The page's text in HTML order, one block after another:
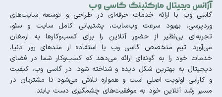
آژانس دیجیتال مارکتینگ گاسی وب
گاسی وب با ارائه خدمات حرفه‌ای در طراحی و توسعه سایت‌های
وردپرسی، بهبود سرعت وب‌سایت، پشتیبانی کامل سایت و سئو،
تجربه‌ای بی‌نظیر از حضور آنلاین را برای کسب‌وکارها به ارمغان
می‌آورد. تیم متخصص گاسی وب با استفاده از متدهای روز دنیا،
خدمات خود را به گونه‌ای ارائه می‌دهد که کسب‌وکار شما در فضای
دیجیتال به بهترین شکل دیده و شناخته شود. در گاسی وب، کیفیت
و کارایی اولویت اصلی است و همواره تلاش می‌شود تا مشتریان در
مسیر رشد آنلاین خود به موفقیت‌های چشمگیری دست یابند.